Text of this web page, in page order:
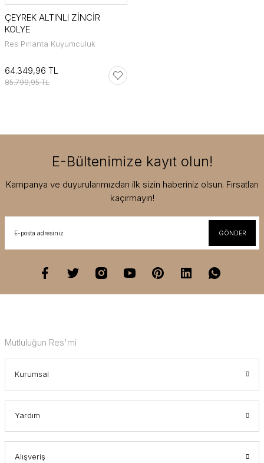
ÇEYREK ALTINLI ZİNCİR
KOLYE
Res Pırlanta Kuyumculuk
64.349,96 TL
85.799,95 TL
E-Bültenimize kayıt olun!
Kampanya ve duyurularımızdan ilk sizin haberiniz olsun. Fırsatları
kaçırmayın!
GÖNDER
Mutluluğun Res'mi
Kurumsal
Yardım
Alışveriş